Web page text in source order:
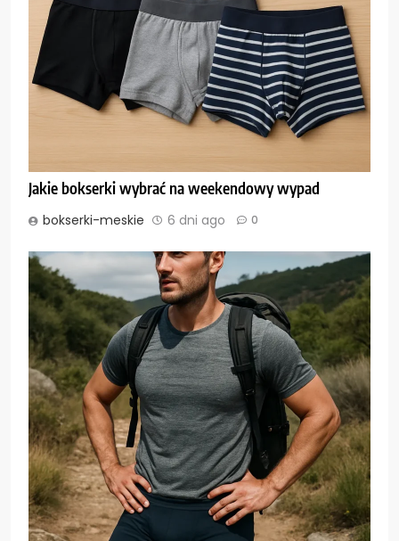
Jakie bokserki wybrać na weekendowy wypad
bokserki-meskie 6 dni ago 0